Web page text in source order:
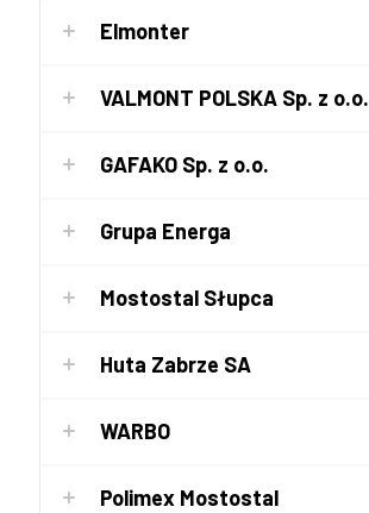
Elmonter
VALMONT POLSKA Sp. z o.o.
GAFAKO Sp. z o.o.
Grupa Energa
Mostostal Słupca
Huta Zabrze SA
WARBO
Polimex Mostostal